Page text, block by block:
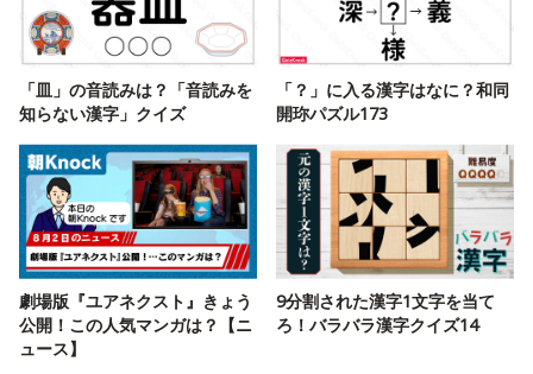
「皿」の音読みは？「音読みを
知らない漢字」クイズ
「？」に入る漢字はなに？和同
開珎パズル173
劇場版『ユアネクスト』きょう
公開！この人気マンガは？【ニ
ュース】
9分割された漢字1文字を当て
ろ！バラバラ漢字クイズ14